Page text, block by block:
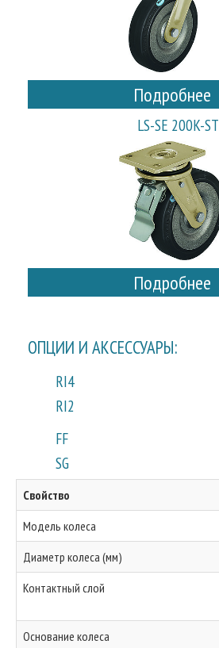
Подробнее
LS-SE 200K-ST
Подробнее
ОПЦИИ И АКСЕССУАРЫ:
RI4
RI2
FF
SG
Свойство
Модель колеса
Диаметр колеса (мм)
Контактный слой
Основание колеса